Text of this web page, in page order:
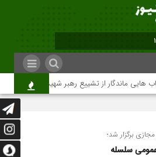
هایی ماندگار از تشییع رهبر شهید در تهران
برگزار شد؛
سلسله